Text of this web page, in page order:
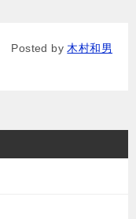
Posted by 木村和男